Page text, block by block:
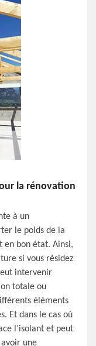
la rénovation
à un
le poids de la
en bon état. Ainsi,
si vous résidez
intervenir
totale ou
éléments
Et dans le cas où
l’isolant et peut
une